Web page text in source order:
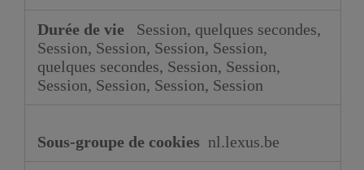
Session, quelques secondes,
Session, Session, Session, Session,
quelques secondes, Session, Session,
Session, Session, Session, Session
nl.lexus.be